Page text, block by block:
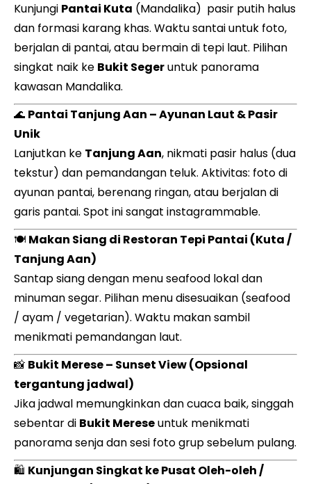
Kunjungi Pantai Kuta (Mandalika) pasir putih halus
dan formasi karang khas. Waktu santai untuk foto,
berjalan di pantai, atau bermain di tepi laut. Pilihan
singkat naik ke Bukit Segeruntuk panorama
kawasan Mandalika.
🌊 Pantai Tanjung Aan – Ayunan Laut & Pasir
Unik
Lanjutkan ke Tanjung Aan, nikmati pasir halus (dua
tekstur) dan pemandangan teluk. Aktivitas: foto di
ayunan pantai, berenang ringan, atau berjalan di
garis pantai. Spot ini sangat instagrammable.
🍽️ Makan Siang di Restoran Tepi Pantai (Kuta /
Tanjung Aan)
Santap siang dengan menu seafood lokal dan
minuman segar. Pilihan menu disesuaikan (seafood
/ ayam / vegetarian). Waktu makan sambil
menikmati pemandangan laut.
📸 Bukit Merese – Sunset View (Opsional
tergantung jadwal)
Jika jadwal memungkinkan dan cuaca baik, singgah
sebentar di Bukit Mereseuntuk menikmati
panorama senja dan sesi foto grup sebelum pulang.
🛍️ Kunjungan Singkat ke Pusat Oleh-oleh /